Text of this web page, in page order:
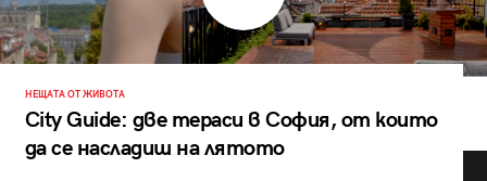
НЕЩАТА ОТ ЖИВОТА
City Guide: две тераси в София, от които
да се насладиш на лятото